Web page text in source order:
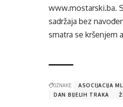
www.mostarski.ba.
sadržaja bez
smatra se kršenjem
OZNAKE:
ASOCIJACIJA
DAN BIJELIH TRAKA